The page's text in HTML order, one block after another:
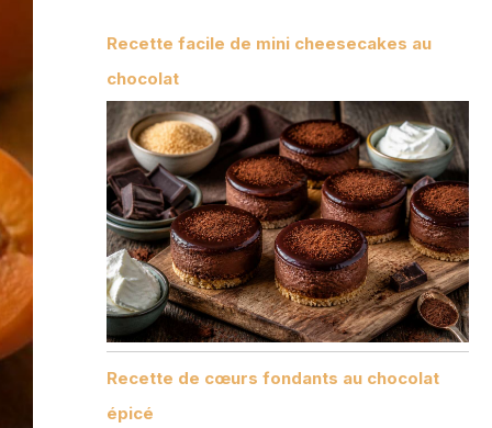
Recette facile de mini cheesecakes au
chocolat
Recette de cœurs fondants au chocolat
épicé